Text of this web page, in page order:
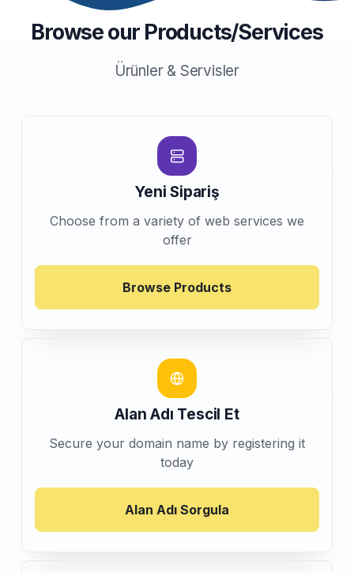
Browse our Products/Services
Ürünler & Servisler
Yeni Sipariş
Choose from a variety of web services we
offer
Browse Products
Alan Adı Tescil Et
Secure your domain name by registering it
today
Alan Adı Sorgula